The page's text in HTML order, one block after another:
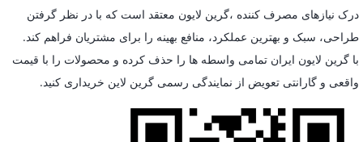
درک نیازهای مصرف کننده ،گرین لایون معتقد است که با در نظر گرفتن
طراحی، سبک و بهترین عملکرد، منافع بهینه را برای مشتریان فراهم کند.
با گرین لایون ایران تمامی واسطه ها را حذف کرده و محصولات را با قیمت
واقعی و گارانتی تعویض از نمایندگی رسمی گرین لاین خریداری کنید.